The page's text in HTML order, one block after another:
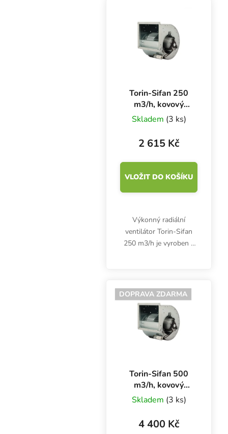
Torin-Sifan 250
m3/h, kovový
ventilátor ulita
[DDN 408-400]
Skladem (3 ks)
2 615 Kč
VLOŽIT DO KOŠÍKU
Výkonný radiální
ventilátor Torin-Sifan
250 m3/h je vyroben z
dobu.
DOPRAVA ZDARMA
Torin-Sifan 500
m3/h, kovový
ventilátor ulita
[DDN 524-800]
Skladem (3 ks)
4 400 Kč